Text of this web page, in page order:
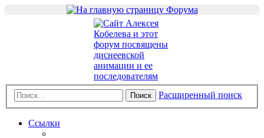
Поиск Расширенный поиск
Ссылки